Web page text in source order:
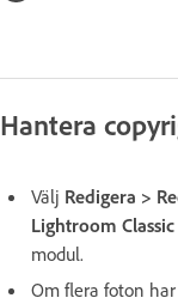
Hantera
Välj Redigera >
Lightroom Classic
modul.
Om flera foton